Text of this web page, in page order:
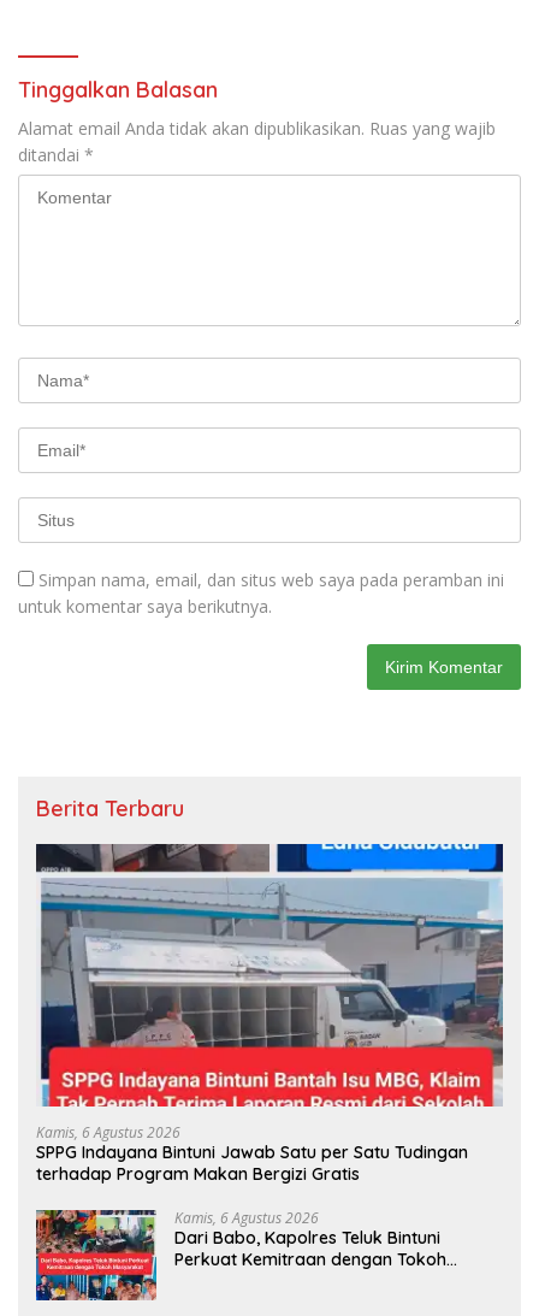
Tinggalkan Balasan
Alamat email Anda tidak akan dipublikasikan. Ruas yang wajib
ditandai *
Simpan nama, email, dan situs web saya pada peramban ini
untuk komentar saya berikutnya.
Berita Terbaru
Kamis, 6 Agustus 2026
SPPG Indayana Bintuni Jawab Satu per Satu Tudingan
terhadap Program Makan Bergizi Gratis
Kamis, 6 Agustus 2026
Dari Babo, Kapolres Teluk Bintuni
Perkuat Kemitraan dengan Tokoh